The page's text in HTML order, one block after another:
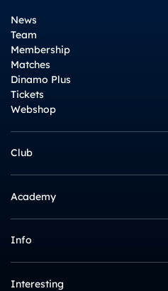
News
Team
Membership
Matches
Dinamo Plus
Tickets
Webshop
Club
Academy
Info
Interesting